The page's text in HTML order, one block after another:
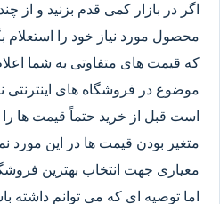
اگر در بازار کمی قدم بزنید و از
محصول مورد نیاز خود را استعلام
که قیمت های متفاوتی به شما
موضوع در فروشگاه های اینترنتی
است قبل از خرید حتماً قیمت ها را
متغیر بودن قیمت ها در این مورد
معیاری جهت انتخاب بهترین
اما توصیه ای که می توانم داشته